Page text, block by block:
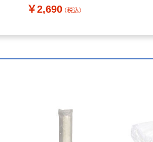
￥2,690 （税込）